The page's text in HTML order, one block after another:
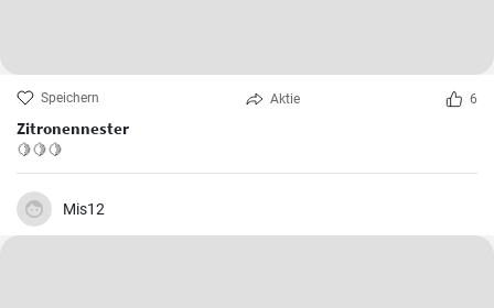
Speichern Aktie 6
Zitronennester
🍋🍋🍋
Mis12